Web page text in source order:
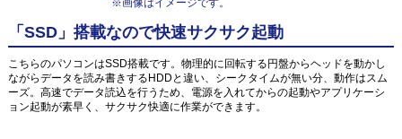
※画像はイメージです。
「SSD」搭載なので快速サクサク起動
こちらのパソコンはSSD搭載です。物理的に回転する円盤からヘッドを動かし
ながらデータを読み書きするHDDと違い、シークタイムが無い分、動作はスム
ーズ。高速でデータ読込を行うため、電源を入れてからの起動やアプリケーシ
ョン起動が素早く、サクサク快適に作業ができます。